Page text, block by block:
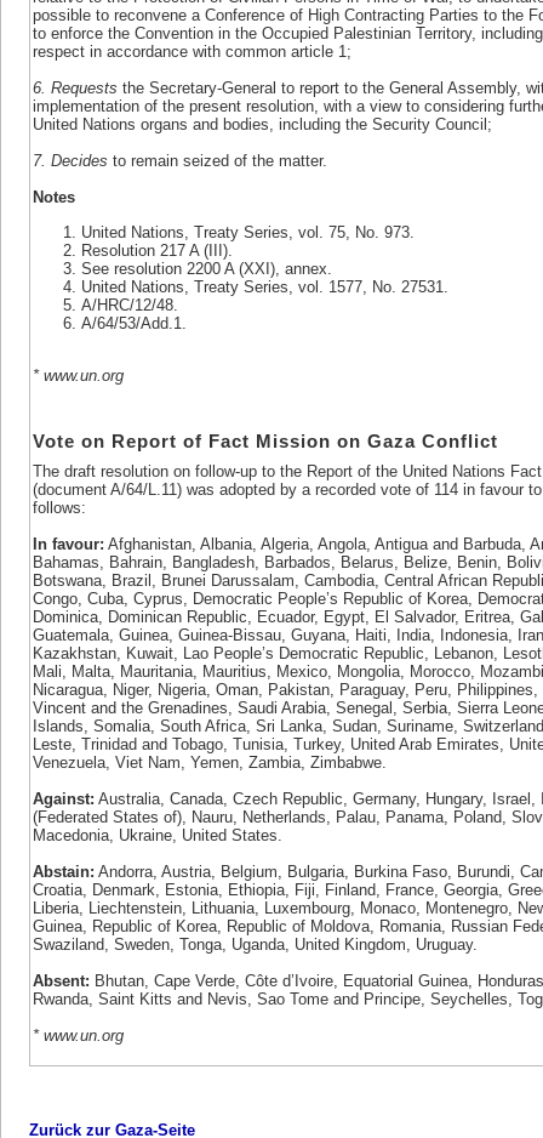
possible to reconvene a Conference of High Contracting Parties to the
to enforce the Convention in the Occupied Palestinian Territory,
respect in accordance with common article 1;
6. Requests the Secretary-General to report to the General Assembly,
implementation of the present resolution, with a view to considering
United Nations organs and bodies, including the Security Council;
7. Decides to remain seized of the matter.
Notes
United Nations, Treaty Series, vol. 75, No. 973.
Resolution 217 A (III).
See resolution 2200 A (XXI), annex.
United Nations, Treaty Series, vol. 1577, No. 27531.
A/HRC/12/48.
A/64/53/Add.1.
* www.un.org
Vote on Report of Fact Mission on Gaza Conflict
The draft resolution on follow-up to the Report of the United Nations
(document A/64/L.11) was adopted by a recorded vote of 114 in favour
follows:
In favour: Afghanistan, Albania, Algeria, Angola, Antigua and Barbuda,
Bahamas, Bahrain, Bangladesh, Barbados, Belarus, Belize, Benin,
Botswana, Brazil, Brunei Darussalam, Cambodia, Central African
Congo, Cuba, Cyprus, Democratic People’s Republic of Korea,
Dominica, Dominican Republic, Ecuador, Egypt, El Salvador, Eritrea,
Guatemala, Guinea, Guinea-Bissau, Guyana, Haiti, India, Indonesia,
Kazakhstan, Kuwait, Lao People’s Democratic Republic, Lebanon,
Mali, Malta, Mauritania, Mauritius, Mexico, Mongolia, Morocco,
Nicaragua, Niger, Nigeria, Oman, Pakistan, Paraguay, Peru,
Vincent and the Grenadines, Saudi Arabia, Senegal, Serbia, Sierra
Islands, Somalia, South Africa, Sri Lanka, Sudan, Suriname,
Leste, Trinidad and Tobago, Tunisia, Turkey, United Arab Emirates,
Venezuela, Viet Nam, Yemen, Zambia, Zimbabwe.
Against: Australia, Canada, Czech Republic, Germany, Hungary,
(Federated States of), Nauru, Netherlands, Palau, Panama, Poland,
Macedonia, Ukraine, United States.
Abstain: Andorra, Austria, Belgium, Bulgaria, Burkina Faso, Burundi,
Croatia, Denmark, Estonia, Ethiopia, Fiji, Finland, France, Georgia,
Liberia, Liechtenstein, Lithuania, Luxembourg, Monaco, Montenegro,
Guinea, Republic of Korea, Republic of Moldova, Romania, Russian
Swaziland, Sweden, Tonga, Uganda, United Kingdom, Uruguay.
Absent: Bhutan, Cape Verde, Côte d’Ivoire, Equatorial Guinea,
Rwanda, Saint Kitts and Nevis, Sao Tome and Principe, Seychelles,
* www.un.org
Zurück zur Gaza-Seite